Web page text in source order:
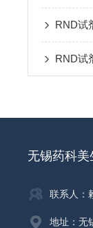
RND试
RND试
无锡药科美
联系人：
地址：无